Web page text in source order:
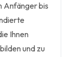
Anfänger bis
Ihnen
und zu